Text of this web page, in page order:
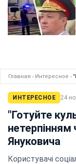
Главная › Интересное ›
ИНТЕРЕСНОЕ 24
"Готуйте
Януковича
Користувачі